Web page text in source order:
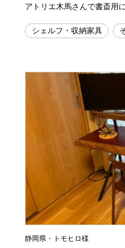
アトリエ木馬さんで書斎用
シェルフ・収納家具
静岡県・トモヒロ様